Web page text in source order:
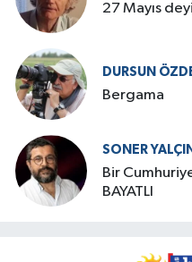
27 Mayıs
DURSUN
Bergama
SONER YALÇIN
Bir
BAYATLI